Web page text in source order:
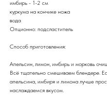
имбирь - 1-2 см
куркума на кончике ножа
вода
Опционно: подсластитель
Способ приготовления:
Апельсин, лимон, имбирь и морковь
Всё тщательно смешиваем блендере.
апельсина, имбиря и лимона лучше
наслаждаемся вкусом.